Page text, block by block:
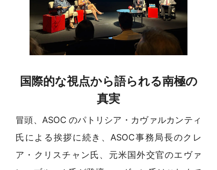
国際的な視点から語られる南極の
真実
冒頭、ASOC のパトリシア・カヴァルカンティ
氏による挨拶に続き、ASOC事務局長のクレ
ア・クリスチャン氏、元米国外交官のエヴァ